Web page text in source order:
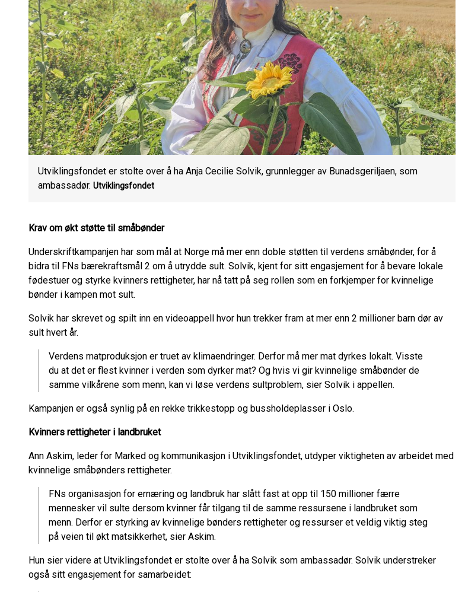
Utviklingsfondet er stolte over å ha Anja Cecilie Solvik, grunnlegger av Bunadsgeriljaen, som
ambassadør. Utviklingsfondet
Krav om økt støtte til småbønder
Underskriftkampanjen har som mål at Norge må mer enn doble støtten til verdens småbønder, for å
bidra til FNs bærekraftsmål 2 om å utrydde sult. Solvik, kjent for sitt engasjement for å bevare lokale
fødestuer og styrke kvinners rettigheter, har nå tatt på seg rollen som en forkjemper for kvinnelige
bønder i kampen mot sult.
Solvik har skrevet og spilt inn en videoappell hvor hun trekker fram at mer enn 2 millioner barn dør av
sult hvert år.
Verdens matproduksjon er truet av klimaendringer. Derfor må mer mat dyrkes lokalt. Visste
du at det er flest kvinner i verden som dyrker mat? Og hvis vi gir kvinnelige småbønder de
samme vilkårene som menn, kan vi løse verdens sultproblem, sier Solvik i appellen.
Kampanjen er også synlig på en rekke trikkestopp og bussholdeplasser i Oslo.
Kvinners rettigheter i landbruket
Ann Askim, leder for Marked og kommunikasjon i Utviklingsfondet, utdyper viktigheten av arbeidet med
kvinnelige småbønders rettigheter.
FNs organisasjon for ernæring og landbruk har slått fast at opp til 150 millioner færre
mennesker vil sulte dersom kvinner får tilgang til de samme ressursene i landbruket som
menn. Derfor er styrking av kvinnelige bønders rettigheter og ressurser et veldig viktig steg
på veien til økt matsikkerhet, sier Askim.
Hun sier videre at Utviklingsfondet er stolte over å ha Solvik som ambassadør. Solvik understreker
også sitt engasjement for samarbeidet: